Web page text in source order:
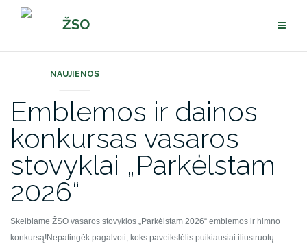
Pereiti
ŽSO
NAUJIENOS
Emblemos ir dainos
konkursas vasaros
stovyklai „Parkėlstam
2026“
Skelbiame ŽSO vasaros stovyklos „Parkėlstam 2026“ emblemos ir himno
konkursą!Nepatingėk pagalvoti, koks paveikslėlis puikiausiai iliustruotų